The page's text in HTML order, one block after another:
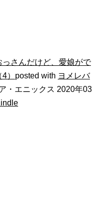
さんだけど、愛娘がで
） posted with ヨメレバ
・エニックス 2020年03